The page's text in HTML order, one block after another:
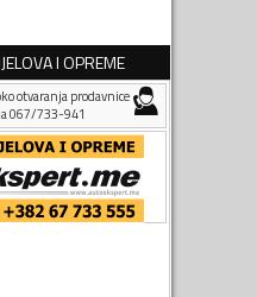
I OPREME
otvaranja prodavnice
067/733-941